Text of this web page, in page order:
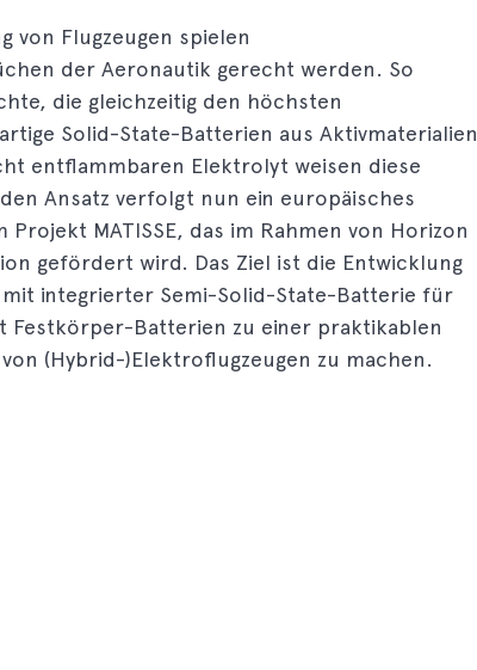
von Flugzeugen spielen
der Aeronautik gerecht werden. So
die gleichzeitig den höchsten
Solid-State-Batterien aus Aktivmaterialien
entflammbaren Elektrolyt weisen diese
Ansatz verfolgt nun ein europäisches
MATISSE, das im Rahmen von Horizon
gefördert wird. Das Ziel ist die Entwicklung
integrierter Semi-Solid-State-Batterie für
Festkörper-Batterien zu einer praktikablen
(Hybrid-)Elektroflugzeugen zu machen.